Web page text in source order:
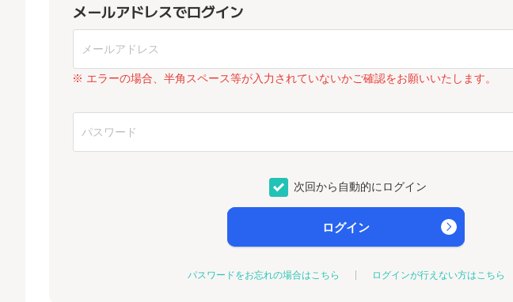
メールアドレスでログイン
※ エラーの場合、半角スペース等が入力されていないかご確認をお願いいたします。
次回から自動的にログイン
ログイン
パスワードをお忘れの場合はこちら ログインが行えない方はこちら